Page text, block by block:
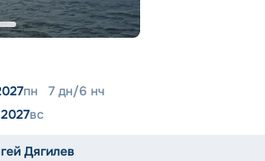
пн 7 дн/6 нч
вс
Дягилев